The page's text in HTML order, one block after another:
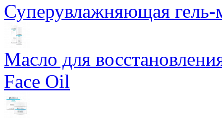
Суперувлажняющая
Масло для
Face Oil